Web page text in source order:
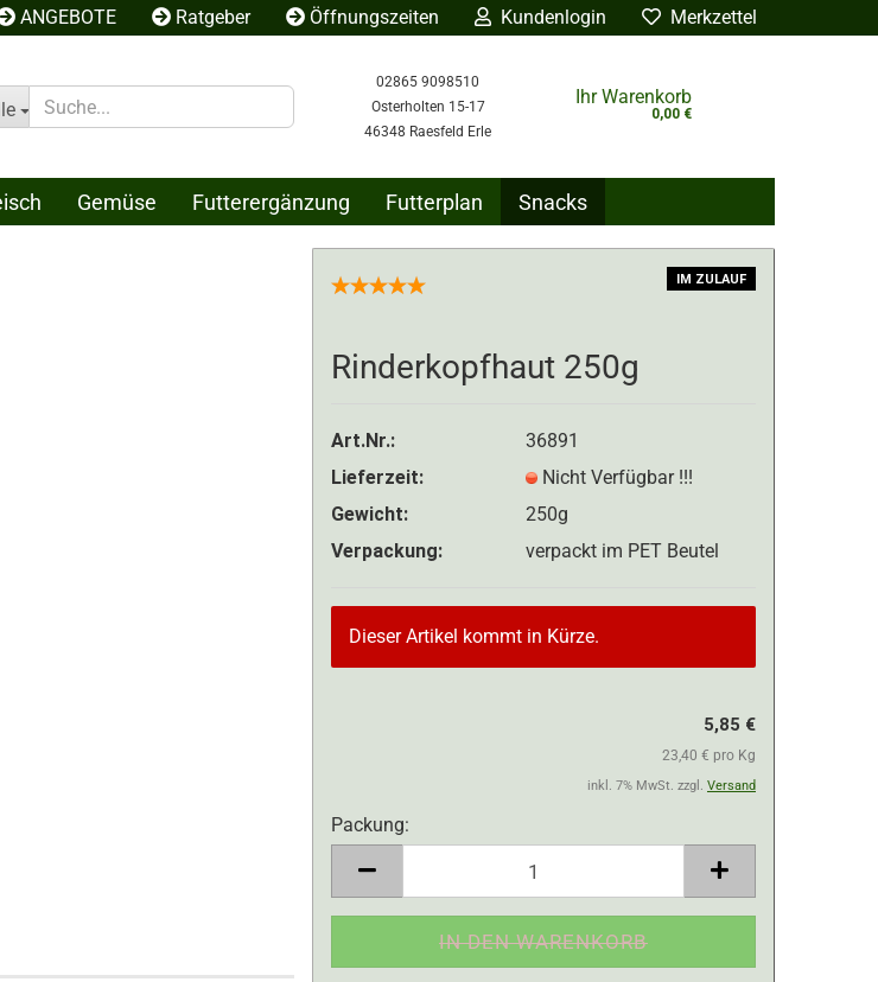
ANGEBOTE Ratgeber Öffnungszeiten Kundenlogin
Konto erstellen
Merkzettel
02865 9098510
Osterholten 15-17
46348 Raesfeld Erle
Ihr Warenkorb
0,00 €
Gemüse Futterergänzung Futterplan
Snacks
ÜBER UNS BLOG
IM ZULAUF
Rinderkopfhaut 250g
Art.Nr.:
36891
Lieferzeit:
Nicht Verfügbar !!!
Gewicht:
250g
Verpackung:
verpackt im PET Beutel
Dieser Artikel kommt in Kürze.
5,85 €
23,40 € pro Kg
inkl. 7% MwSt. zzgl. Versand
Packung:
Packung